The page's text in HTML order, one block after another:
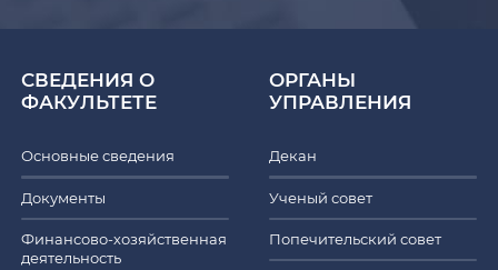
СВЕДЕНИЯ О
ФАКУЛЬТЕТЕ
Основные сведения
Документы
Финансово-хозяйственная
деятельность
ОРГАНЫ
УПРАВЛЕНИЯ
Декан
Ученый совет
Попечительский совет